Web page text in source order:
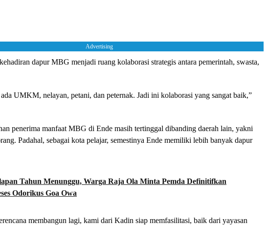
Advertising
dapur MBG menjadi ruang kolaborasi strategis antara pemerintah, swasta,
UMKM, nelayan, petani, dan peternak. Jadi ini kolaborasi yang sangat baik,”
penerima manfaat MBG di Ende masih tertinggal dibanding daerah lain, yakni
Padahal, sebagai kota pelajar, semestinya Ende memiliki lebih banyak dapur
Tahun Menunggu, Warga Raja Ola Minta Pemda Definitifkan
Odorikus Goa Owa
membangun lagi, kami dari Kadin siap memfasilitasi, baik dari yayasan